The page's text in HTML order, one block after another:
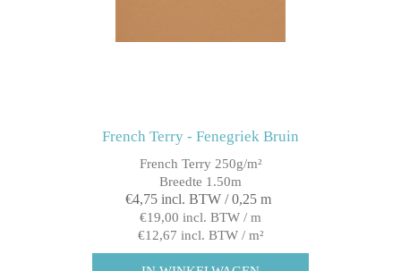
French Terry - Fenegriek Bruin
French Terry 250g/m²
Breedte 1.50m
€4,75 incl. BTW / 0,25 m
€19,00 incl. BTW / m
€12,67 incl. BTW / m²